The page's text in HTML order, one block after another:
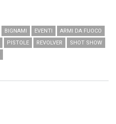
BIGNAMI EVENTI
ARMI DA FUOCO
PISTOLE REVOLVER
SHOT SHOW